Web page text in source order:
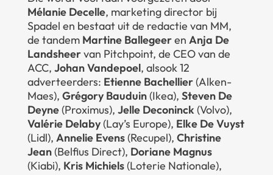
Mélanie Decelle, marketing director bij
Spadel en bestaat uit de redactie van MM,
de tandem Martine Ballegeeren Anja De
Landsheervan Pitchpoint, de CEO van de
ACC, Johan Vandepoel, alsook 12
adverteerders: Etienne Bachellier(Alken-
Maes), Grégory Bauduin(Ikea), Steven De
Deyne(Proximus), Jelle Deconinck(Volvo),
Valérie Delaby(Lay’s Europe), Elke De Vuyst
(Lidl), Annelie Evens(Recupel), Christine
Jean(Belfius Direct), Doriane Magnus
(Kiabi), Kris Michiels(Loterie Nationale),